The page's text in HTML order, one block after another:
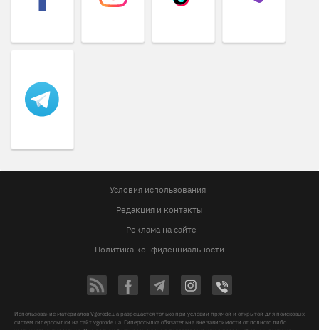
Условия использования
Редакция и контакты
Реклама на сайте
Политика конфиденциальности
Использование материалов Vgorode.ua разрешается только при условии прямой и открытой для поисковых
систем гиперссылки на сайт vgorode.ua. Гиперссылка обязательна вне зависимости от полного либо